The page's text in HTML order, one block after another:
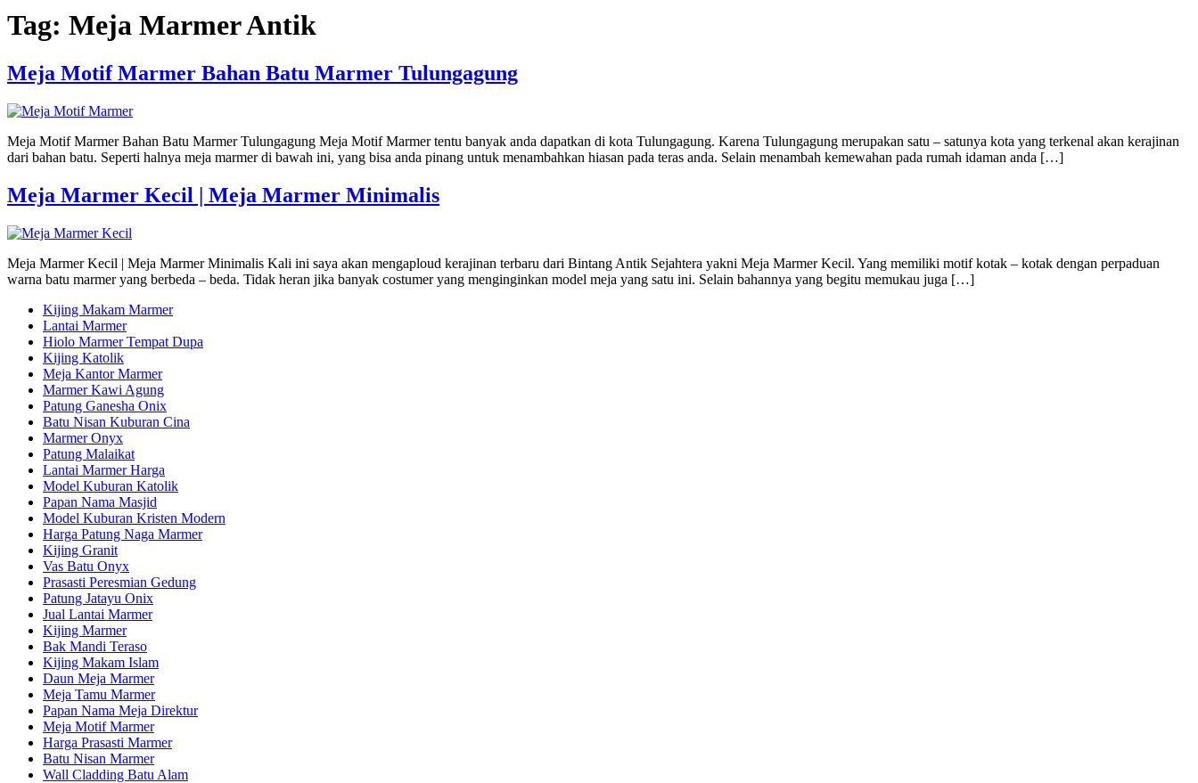
Tag: Meja Marmer Antik
Meja Motif Marmer Bahan Batu Marmer Tulungagung
Meja Motif Marmer Bahan Batu Marmer Tulungagung Meja Motif Marmer tentu banyak anda dapatkan di kota Tulungagung. Karena Tulungagung merupakan satu – satunya kota yang terkenal akan kerajinan
dari bahan batu. Seperti halnya meja marmer di bawah ini, yang bisa anda pinang untuk menambahkan hiasan pada teras anda. Selain menambah kemewahan pada rumah idaman anda […]
Meja Marmer Kecil | Meja Marmer Minimalis
Meja Marmer Kecil | Meja Marmer Minimalis Kali ini saya akan mengaploud kerajinan terbaru dari Bintang Antik Sejahtera yakni Meja Marmer Kecil. Yang memiliki motif kotak – kotak dengan perpaduan
warna batu marmer yang berbeda – beda. Tidak heran jika banyak costumer yang menginginkan model meja yang satu ini. Selain bahannya yang begitu memukau juga […]
Kijing Makam Marmer
Lantai Marmer
Hiolo Marmer Tempat Dupa
Kijing Katolik
Meja Kantor Marmer
Marmer Kawi Agung
Patung Ganesha Onix
Batu Nisan Kuburan Cina
Marmer Onyx
Patung Malaikat
Lantai Marmer Harga
Model Kuburan Katolik
Papan Nama Masjid
Model Kuburan Kristen Modern
Harga Patung Naga Marmer
Kijing Granit
Vas Batu Onyx
Prasasti Peresmian Gedung
Patung Jatayu Onix
Jual Lantai Marmer
Kijing Marmer
Bak Mandi Teraso
Kijing Makam Islam
Daun Meja Marmer
Meja Tamu Marmer
Papan Nama Meja Direktur
Meja Motif Marmer
Harga Prasasti Marmer
Batu Nisan Marmer
Wall Cladding Batu Alam